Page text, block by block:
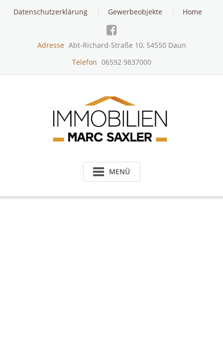
Datenschutzerklärung Gewerbeobjekte Home
Adresse Abt-Richard-Straße 10, 54550 Daun
Telefon 06592 9837000
MENÜ